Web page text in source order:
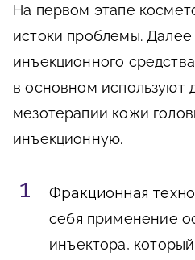
На первом этапе
истоки проблемы.
инъекционного
в основном используют
мезотерапии кожи
инъекционную.
Фракционная
себя применение
инъектора,